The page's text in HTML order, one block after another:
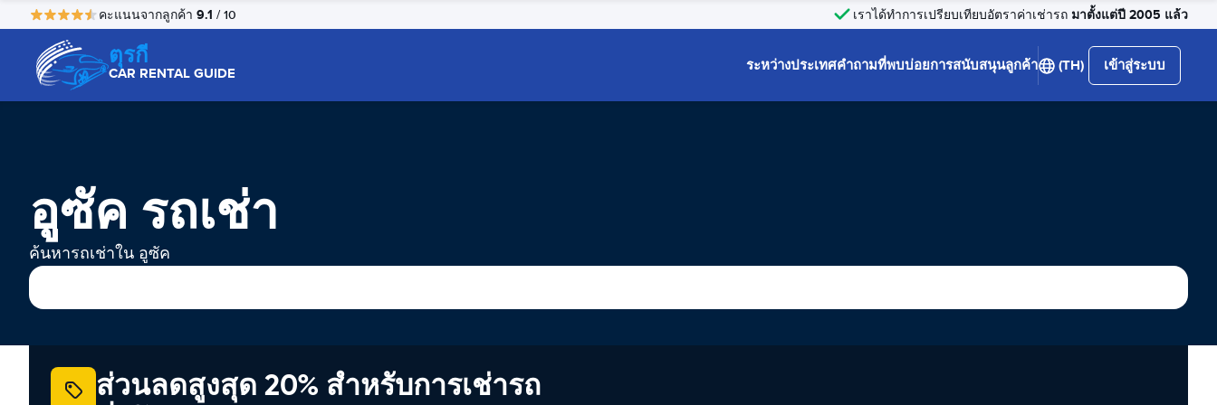
คะแนนจากลูกค้า 9.1 / 10 เราได้ทำการเปรียบเทียบอัตราค่าเช่ารถ มาตั้งแต่ปี 2005 แล้ว
ตุรกี
CAR RENTAL GUIDE ระหว่างประเทศคำถามที่พบบ่อยการสนับสนุนลูกค้า (TH) เข้าสู่ระบบ
อูซัค รถเช่า
ค้นหารถเช่าใน อูซัค
ส่วนลดสูงสุด 20% สำหรับการเช่ารถ